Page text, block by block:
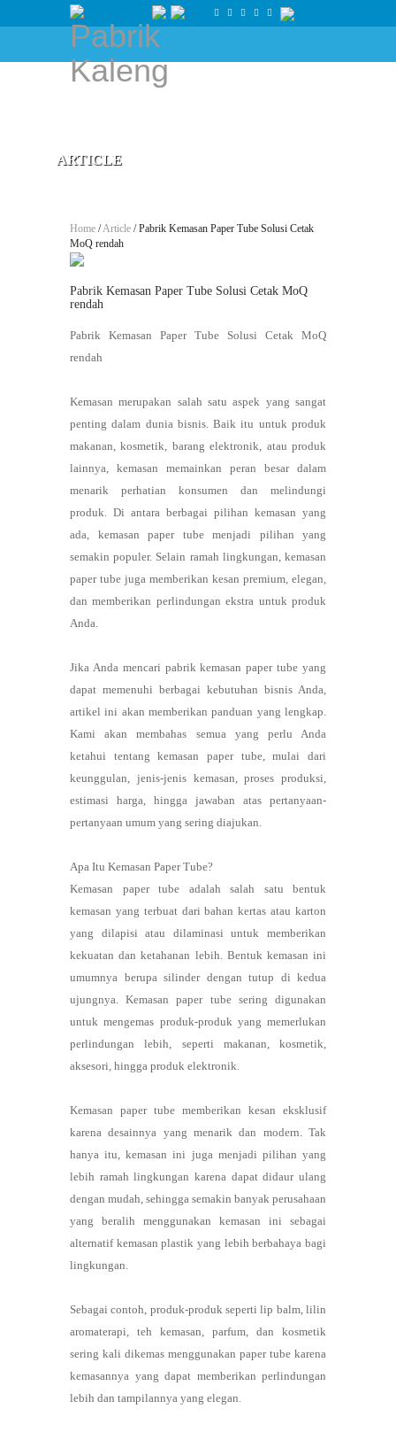
ARTICLE
Home /Article / Pabrik Kemasan Paper Tube Solusi Cetak
MoQ rendah
Pabrik Kemasan Paper Tube Solusi Cetak MoQ
rendah
Pabrik Kemasan Paper Tube Solusi Cetak MoQ
rendah
Kemasan merupakan salah satu aspek yang sangat
penting dalam dunia bisnis. Baik itu untuk produk
makanan, kosmetik, barang elektronik, atau produk
lainnya, kemasan memainkan peran besar dalam
menarik perhatian konsumen dan melindungi
produk. Di antara berbagai pilihan kemasan yang
ada, kemasan paper tube menjadi pilihan yang
semakin populer. Selain ramah lingkungan, kemasan
paper tube juga memberikan kesan premium, elegan,
dan memberikan perlindungan ekstra untuk produk
Anda.
Jika Anda mencari pabrik kemasan paper tube yang
dapat memenuhi berbagai kebutuhan bisnis Anda,
artikel ini akan memberikan panduan yang lengkap.
Kami akan membahas semua yang perlu Anda
ketahui tentang kemasan paper tube, mulai dari
keunggulan, jenis-jenis kemasan, proses produksi,
estimasi harga, hingga jawaban atas pertanyaan-
pertanyaan umum yang sering diajukan.
Apa Itu Kemasan Paper Tube?
Kemasan paper tube adalah salah satu bentuk
kemasan yang terbuat dari bahan kertas atau karton
yang dilapisi atau dilaminasi untuk memberikan
kekuatan dan ketahanan lebih. Bentuk kemasan ini
umumnya berupa silinder dengan tutup di kedua
ujungnya. Kemasan paper tube sering digunakan
untuk mengemas produk-produk yang memerlukan
perlindungan lebih, seperti makanan, kosmetik,
aksesori, hingga produk elektronik.
Kemasan paper tube memberikan kesan eksklusif
karena desainnya yang menarik dan modern. Tak
hanya itu, kemasan ini juga menjadi pilihan yang
lebih ramah lingkungan karena dapat didaur ulang
dengan mudah, sehingga semakin banyak perusahaan
yang beralih menggunakan kemasan ini sebagai
alternatif kemasan plastik yang lebih berbahaya bagi
lingkungan.
Sebagai contoh, produk-produk seperti lip balm, lilin
aromaterapi, teh kemasan, parfum, dan kosmetik
sering kali dikemas menggunakan paper tube karena
kemasannya yang dapat memberikan perlindungan
lebih dan tampilannya yang elegan.